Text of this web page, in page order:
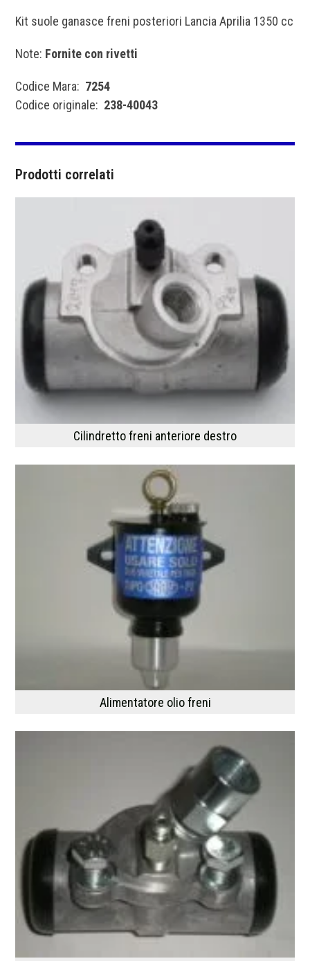
Kit suole ganasce freni posteriori Lancia Aprilia 1350 cc
Note: Fornite con rivetti
Codice Mara: 7254
Codice originale: 238-40043
Prodotti correlati
Cilindretto freni anteriore destro
Alimentatore olio freni